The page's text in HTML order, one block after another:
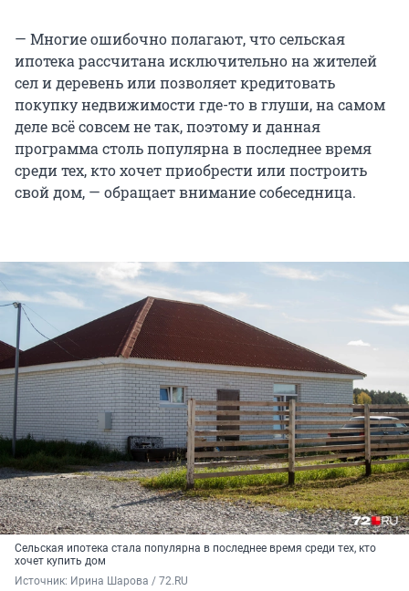
— Многие ошибочно полагают, что сельская
ипотека рассчитана исключительно на жителей
сел и деревень или позволяет кредитовать
покупку недвижимости где-то в глуши, на самом
деле всё совсем не так, поэтому и данная
программа столь популярна в последнее время
среди тех, кто хочет приобрести или построить
свой дом, — обращает внимание собеседница.
Сельская ипотека стала популярна в последнее время среди тех, кто
хочет купить дом
Источник: Ирина Шарова / 72.RU